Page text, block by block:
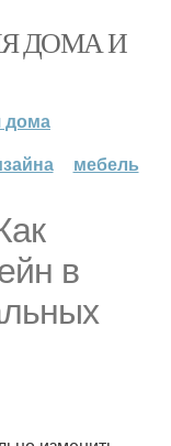
ДОМА И
дома
мебель
в